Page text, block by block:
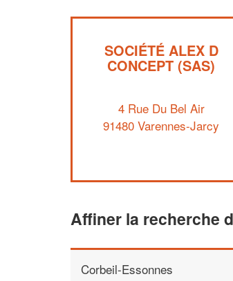
SOCIÉTÉ ALEX D
CONCEPT (SAS)
4 Rue Du Bel Air
91480 Varennes-Jarcy
Affiner la recherche
Corbeil-Essonnes